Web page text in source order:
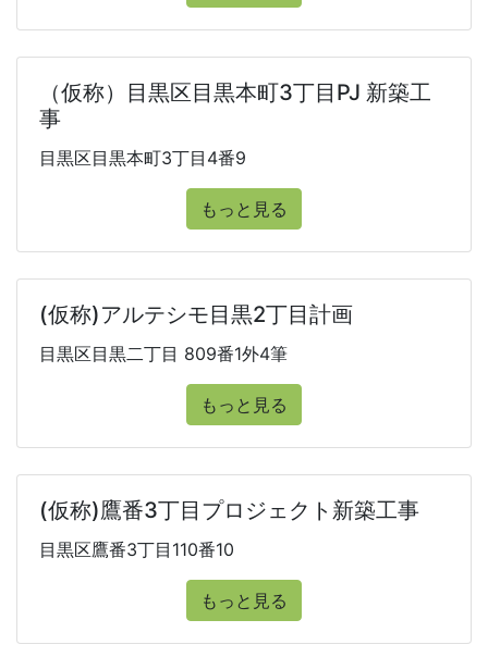
（仮称）目黒区目黒本町3丁目PJ 新築工
事
目黒区目黒本町3丁目4番9
もっと見る
(仮称)アルテシモ目黒2丁目計画
目黒区目黒二丁目 809番1外4筆
もっと見る
(仮称)鷹番3丁目プロジェクト新築工事
目黒区鷹番3丁目110番10
もっと見る